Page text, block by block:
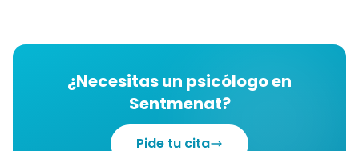
¿Necesitas un psicólogo en
Sentmenat?
Pide tu cita